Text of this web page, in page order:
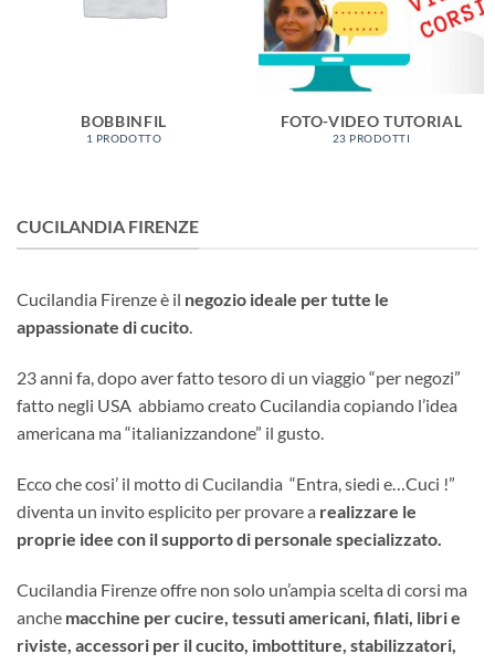
BOBBINFIL
1 PRODOTTO
FOTO-VIDEO TUTORIAL
23 PRODOTTI
CUCILANDIA FIRENZE
Cucilandia Firenze è il negozio ideale per tutte le
appassionate di cucito.
23 anni fa, dopo aver fatto tesoro di un viaggio “per negozi”
fatto negli USA abbiamo creato Cucilandia copiando l’idea
americana ma “italianizzandone” il gusto.
Ecco che cosi’ il motto di Cucilandia “Entra, siedi e…Cuci !”
diventa un invito esplicito per provare a realizzare le
proprie idee con il supporto di personale specializzato.
Cucilandia Firenze offre non solo un’ampia scelta di corsi ma
anche macchine per cucire, tessuti americani, filati, libri e
riviste, accessori per il cucito, imbottiture, stabilizzatori,